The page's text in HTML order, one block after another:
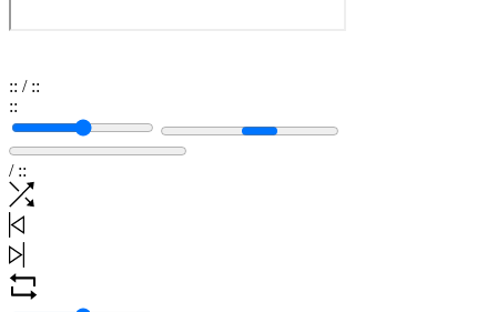
:: / ::
::
/ ::